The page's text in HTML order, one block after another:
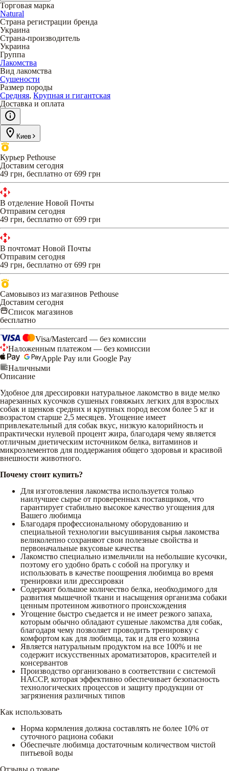
Торговая марка
Natural
Страна регистрации бренда
Украина
Страна-производитель
Украина
Группа
Лакомства
Вид лакомства
Сушености
Размер породы
Средняя, Крупная и гигантская
Доставка и оплата
Киев
Курьер Pethouse
Доставим сегодня
49 грн, бесплатно от 699 грн
В отделение Новой Почты
Отправим сегодня
49 грн, бесплатно от 699 грн
В почтомат Новой Почты
Отправим сегодня
49 грн, бесплатно от 699 грн
Самовывоз из магазинов Pethouse
Доставим сегодня
Список магазинов
бесплатно
Visa/Mastercard — без комиссии
Наложенным платежом — без комиссии
Apple Pay или Google Pay
Наличными
Описание
Удобное для дрессировки натуральное лакомство в виде мелко
нарезанных кусочков сушеных говяжьих легких для взрослых
собак и щенков средних и крупных пород весом более 5 кг и
возрастом старше 2,5 месяцев. Угощение имеет
привлекательный для собак вкус, низкую калорийность и
практически нулевой процент жира, благодаря чему является
отличным диетическим источником белка, витаминов и
микроэлементов для поддержания общего здоровья и красивой
внешности животного.
Почему стоит купить?
Для изготовления лакомства используется только
наилучшее сырье от проверенных поставщиков, что
гарантирует стабильно высокое качество угощения для
Вашего любимца
Благодаря профессиональному оборудованию и
специальной технологии высушивания сырья лакомства
великолепно сохраняют свои полезные свойства и
первоначальные вкусовые качества
Лакомство специально измельчили на небольшие кусочки,
поэтому его удобно брать с собой на прогулку и
использовать в качестве поощрения любимца во время
тренировки или дрессировки
Содержит большое количество белка, необходимого для
развития мышечной ткани и насыщения организма собаки
ценным протеином животного происхождения
Угощение быстро съедается и не имеет резкого запаха,
которым обычно обладают сушеные лакомства для собак,
благодаря чему позволяет проводить тренировку с
комфортом как для любимца, так и для его хозяина
Является натуральным продуктом на все 100% и не
содержит искусственных ароматизаторов, красителей и
консервантов
Производство организовано в соответствии с системой
НАССР, которая эффективно обеспечивает безопасность
технологических процессов и защиту продукции от
загрязнения различных типов
Как использовать
Норма кормления должна составлять не более 10% от
суточного рациона собаки
Обеспечьте любимца достаточным количеством чистой
питьевой воды
Отзывы о товаре